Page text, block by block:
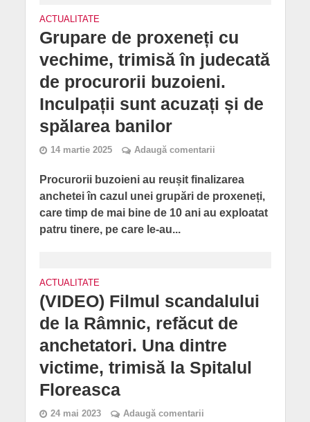
ACTUALITATE
Grupare de proxeneți cu
vechime, trimisă în judecată
de procurorii buzoieni.
Inculpații sunt acuzați și de
spălarea banilor
14 martie 2025 Adaugă comentarii
Procurorii buzoieni au reușit finalizarea
anchetei în cazul unei grupări de proxeneți,
care timp de mai bine de 10 ani au exploatat
patru tinere, pe care le-au...
ACTUALITATE
(VIDEO) Filmul scandalului
de la Râmnic, refăcut de
anchetatori. Una dintre
victime, trimisă la Spitalul
Floreasca
24 mai 2023 Adaugă comentarii